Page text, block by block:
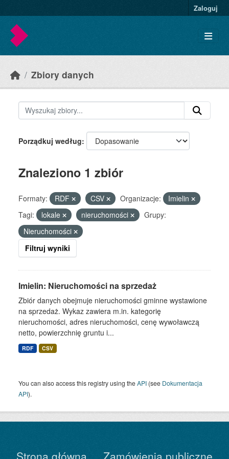
Zaloguj
Zbiory danych
Porządkuj według
Znaleziono 1 zbiór
Formaty: RDF CSV Organizacje:
Imielin
Tagi:
lokale nieruchomości
Grupy:
Nieruchomości
Filtruj wyniki
Imielin: Nieruchomości na sprzedaż
Zbiór danych obejmuje nieruchomości gminne wystawione
na sprzedaż. Wykaz zawiera m.in. kategorię
nieruchomości, adres nieruchomości, cenę wywoławczą
netto, powierzchnię gruntu i...
RDF CSV
You can also access this registry using theAPI (see Dokumentacja
API).
Strona główna Zamówienia publiczne